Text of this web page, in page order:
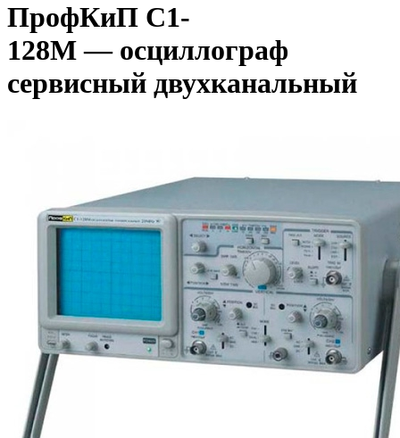
ПрофКиП С1-
128М — осциллограф
сервисный двухканальный